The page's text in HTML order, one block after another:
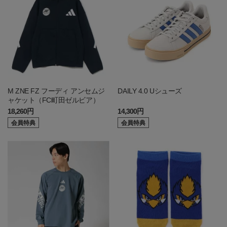
M ZNE FZ フーディ アンセムジ
ャケット（FC町田ゼルビア）
18,260円
会員特典
DAILY 4.0 Uシューズ
14,300円
会員特典